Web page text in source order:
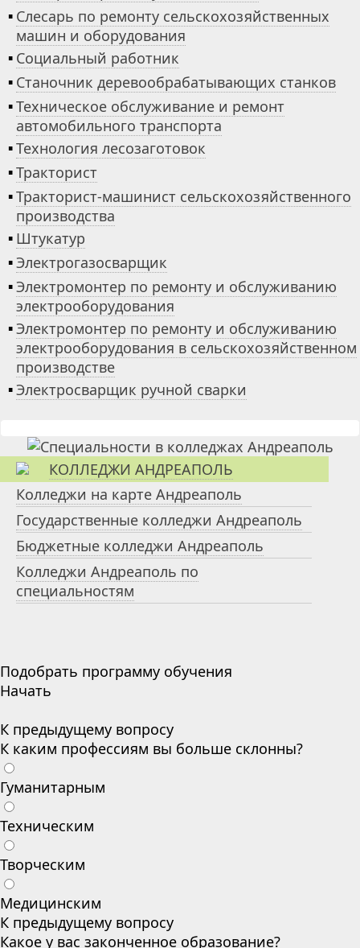
▪ Слесарь по ремонту сельскохозяйственных
машин и оборудования
▪ Социальный работник
▪ Станочник деревообрабатывающих станков
▪Техническое обслуживание и ремонт
автомобильного транспорта
▪Технология лесозаготовок
▪Тракторист
▪Тракторист-машинист сельскохозяйственного
производства
▪ Штукатур
▪Электрогазосварщик
▪Электромонтер по ремонту и обслуживанию
электрооборудования
▪Электромонтер по ремонту и обслуживанию
электрооборудования в сельскохозяйственном
производстве
▪Электросварщик ручной сварки
КОЛЛЕДЖИ АНДРЕАПОЛЬ
Колледжи на карте Андреаполь
Государственные колледжи Андреаполь
Бюджетные колледжи Андреаполь
Колледжи Андреаполь по
специальностям
Подобрать программу обучения
Начать
К предыдущему вопросу
К каким профессиям вы больше склонны?
Гуманитарным
Техническим
Творческим
Медицинским
К предыдущему вопросу
Какое у вас законченное образование?